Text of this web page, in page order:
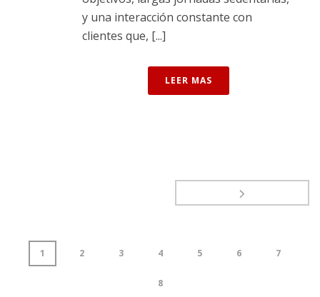
y una interacción constante con
clientes que, [...]
LEER MAS
1 2 3 4 5 6 7
8